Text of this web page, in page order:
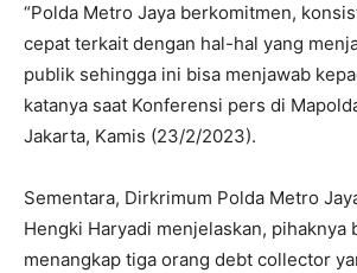
“Polda Metro Jaya berkomitmen,
cepat terkait dengan hal-hal yang
publik sehingga ini bisa menjawab
katanya saat Konferensi pers di
Jakarta, Kamis (23/2/2023).
Sementara, Dirkrimum Polda Metro
Hengki Haryadi menjelaskan, pihaknya
menangkap tiga orang debt collector